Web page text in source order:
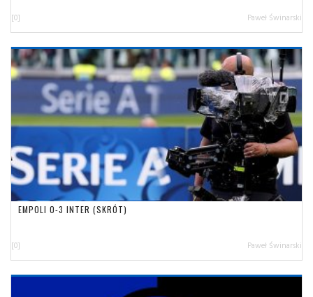
[0] Paweł Świnarski
EMPOLI 0-3 INTER (SKRÓT)
[0] Paweł Świnarski